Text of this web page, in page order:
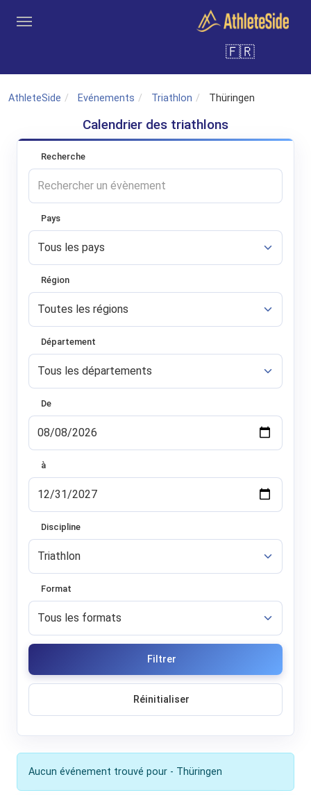
Inscription
🇫🇷
AthleteSide Evénements Triathlon Thüringen
Calendrier des triathlons
Recherche
Pays
Région
Département
De
à
Discipline
Format
Filtrer
Réinitialiser
Aucun événement trouvé pour - Thüringen